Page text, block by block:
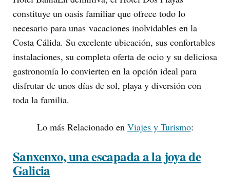
constituye un oasis familiar que ofrece todo lo
necesario para unas vacaciones inolvidables en la
Costa Cálida. Su excelente ubicación, sus confortables
instalaciones, su completa oferta de ocio y su deliciosa
gastronomía lo convierten en la opción ideal para
disfrutar de unos días de sol, playa y diversión con
toda la familia.
Lo más Relacionado en Viajes y Turismo:
Sanxenxo, una escapada a la joya de
Galicia